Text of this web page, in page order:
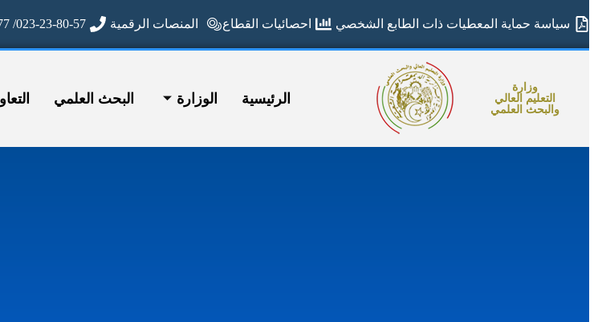
سياسة حماية المعطيات ذات الطابع الشخصي احصائيات القطاع المنصات الرقمية 023-23-80-57/ 023-23-80-77
وزارة
التعليم العالي
والبحث العلمي
الرئيسية الوزارة البحث العلمي